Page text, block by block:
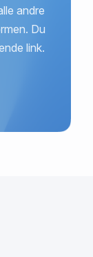
andre
Du
link.